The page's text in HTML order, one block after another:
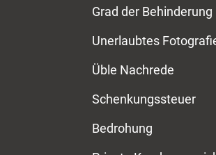
Grad der Behinderung
Unerlaubtes
Üble Nachrede
Schenkungssteuer
Bedrohung